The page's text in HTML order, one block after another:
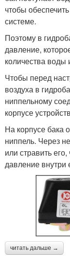
чтобы
системе.
Поэтому в
давление,
количества воды
Чтобы перед
воздуха в
ниппельному
корпусе
На корпусе бака
ниппель. Через
или стравить
давление внутри
читать дальше →